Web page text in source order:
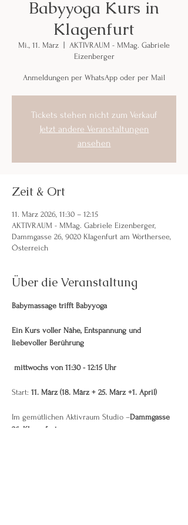
Babyyoga Kurs in
Klagenfurt
Mi., 11. März
AKTIVRAUM - MMag. Gabriele
Eizenberger
Anmeldungen per WhatsApp oder per Mail
Tickets stehen nicht zum Verkauf
Jetzt andere Veranstaltungen
ansehen
Zeit & Ort
11. März 2026, 11:30 – 12:15
AKTIVRAUM - MMag. Gabriele Eizenberger,
Dammgasse 26, 9020 Klagenfurt am Wörthersee,
Österreich
Über die Veranstaltung
Babymassage trifft Babyyoga
Ein Kurs voller Nähe, Entspannung und
liebevoller Berührung
mittwochs von 11:30 - 12:15 Uhr
Start: 11. März (18. März + 25. März +1. April)
Im gemütlichen Aktivraum Studio –Dammgasse
26, Klagenfurt